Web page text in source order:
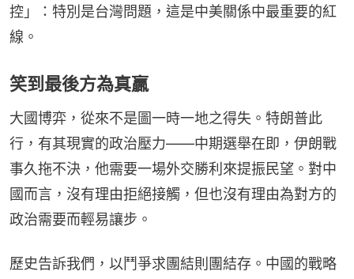
控」：特別是台灣問題，這是中美關係中最重要的紅
線。
笑到最後方為真贏
大國博弈，從來不是圖一時一地之得失。特朗普此
行，有其現實的政治壓力——中期選舉在即，伊朗戰
事久拖不決，他需要一場外交勝利來提振民望。對中
國而言，沒有理由拒絕接觸，但也沒有理由為對方的
政治需要而輕易讓步。
歷史告訴我們，以鬥爭求團結則團結存。中國的戰略